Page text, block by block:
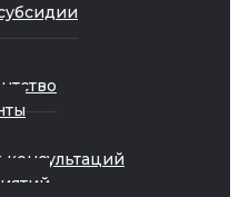
консультаций